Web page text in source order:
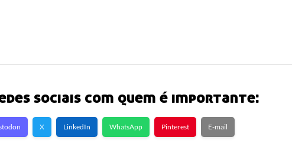
sociais com quem é importante:
X LinkedIn WhatsApp Pinterest E-mail